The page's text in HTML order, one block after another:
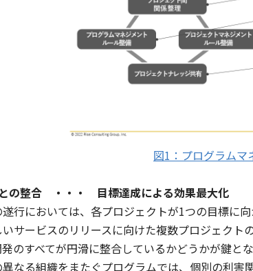
図1：プログラムマ
との整合 ・・・ 目標達成による効果最大化
行においては、各プロジェクトが1つの目標に向
サービスのリリースに向けた複数プロジェク
のすべてが円滑に整合しているかどうかが鍵とな
なる組織をまたぐプログラムでは、個別の利